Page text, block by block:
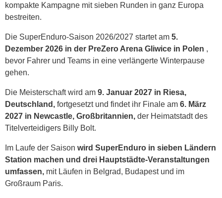
kompakte Kampagne mit sieben Runden in ganz Europa
bestreiten.
Die SuperEnduro-Saison 2026/2027 startet am 5.
Dezember 2026 in der PreZero Arena Gliwice in Polen ,
bevor Fahrer und Teams in eine verlängerte Winterpause
gehen.
Die Meisterschaft wird am 9. Januar 2027 in Riesa,
Deutschland, fortgesetzt und findet ihr Finale am 6. März
2027 in Newcastle, Großbritannien, der Heimatstadt des
Titelverteidigers Billy Bolt.
Im Laufe der Saison wird SuperEnduro in sieben Ländern
Station machen und drei Hauptstädte-Veranstaltungen
umfassen, mit Läufen in Belgrad, Budapest und im
Großraum Paris.